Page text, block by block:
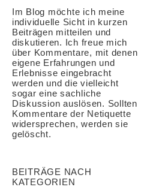
Im Blog möchte ich meine
individuelle Sicht in kurzen
Beiträgen mitteilen und
diskutieren. Ich freue mich
über Kommentare, mit denen
eigene Erfahrungen und
Erlebnisse eingebracht
werden und die vielleicht
sogar eine sachliche
Diskussion auslösen. Sollten
Kommentare der Netiquette
widersprechen, werden sie
gelöscht.
BEITRÄGE NACH
KATEGORIEN